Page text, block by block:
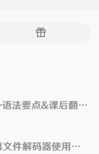
随
[Latin/Cha2] 韦洛克拉丁语教程——语法要点&课后翻译注解（第2课）
XML Decoder——自研简易B站弹幕文件解码器使用说明